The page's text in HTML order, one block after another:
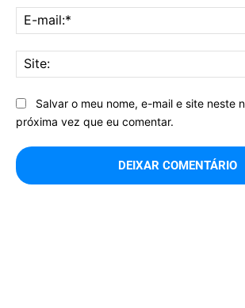
Salvar o meu nome, e-mail e site neste
próxima vez que eu comentar.